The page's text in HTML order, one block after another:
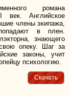
романа
век. Английское
члены экипажа,
в плен.
знающего
опеку. Шаг за
законы, учит
психологию.
Скачать